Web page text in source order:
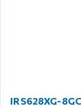
IRS628XG-